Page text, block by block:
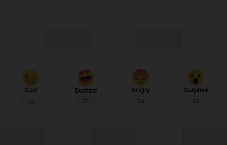
Sad
0%
Excited
0%
Angry
0%
Surprise
0%